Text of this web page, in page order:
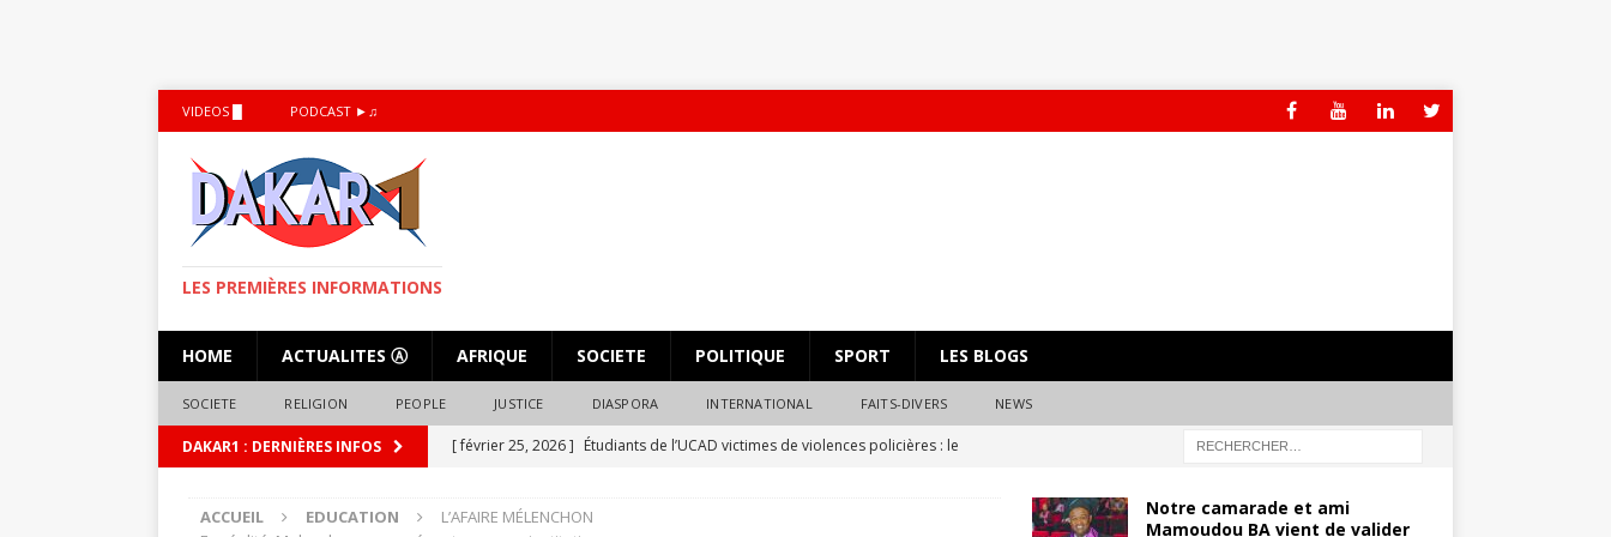
VIDEOS █ PODCAST ►♫
LES PREMIÈRES INFORMATIONS
HOME ACTUALITES Ⓐ AFRIQUE SOCIETE POLITIQUE SPORT LES BLOGS
SOCIETE RELIGION PEOPLE JUSTICE DIASPORA INTERNATIONAL FAITS-DIVERS NEWS
DAKAR1 : DERNIÈRES INFOS [ février 25, 2026 ] Étudiants de l’UCAD victimes de violences policières : le
[ octobre 5, 2025 ] Massification Auvergne Rhone-alpes Pastef
ACCUEIL EDUCATION
L’AFAIRE MÉLENCHON
Notre camarade et ami
Mamoudou BA vient de valider